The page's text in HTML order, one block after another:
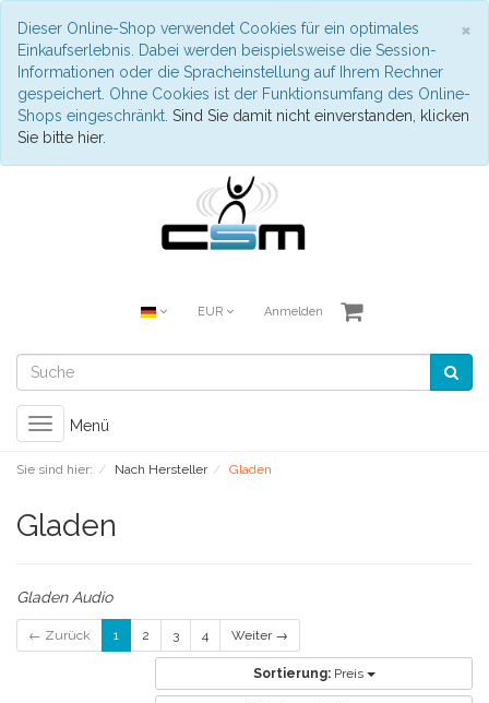
×
Dieser Online-Shop verwendet Cookies für ein optimales
Einkaufserlebnis. Dabei werden beispielsweise die Session-
Informationen oder die Spracheinstellung auf Ihrem Rechner
gespeichert. Ohne Cookies ist der Funktionsumfang des Online-
Shops eingeschränkt. Sind Sie damit nicht einverstanden, klicken
Sie bitte hier.
EUR Anmelden
Toggle
navigation
Menü
Sie sind hier: Nach Hersteller Gladen
Gladen
Gladen Audio
← Zurück 1 2 3 4 Weiter →
Sortierung: Preis